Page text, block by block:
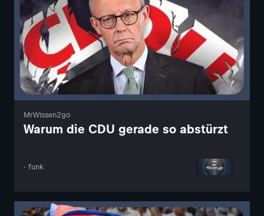
MrWissen2go
Warum die CDU gerade so abstürzt
· funk